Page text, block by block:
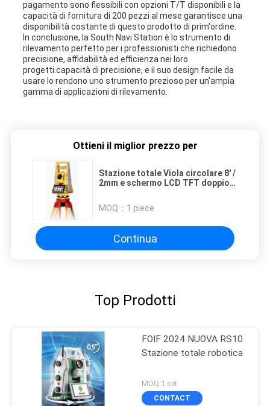
pagamento sono flessibili con opzioni T/T disponibili e la
capacità di fornitura di 200 pezzi al mese garantisce una
disponibilità costante di questo prodotto di prim'ordine.
In conclusione, la South Navi Station è lo strumento di
rilevamento perfetto per i professionisti che richiedono
precisione, affidabilità ed efficienza nei loro
progetti.capacità di precisione, e il suo design facile da
usare lo rendono uno strumento prezioso per un'ampia
gamma di applicazioni di rilevamento.
Ottieni il miglior prezzo per
Stazione totale Viola circolare 8' /
2mm e schermo LCD TFT doppio
vostro lavoro di indagine
MOQ： 1 piece
Continua
Top Prodotti
FOIF 2024 NUOVA RS10
Stazione totale robotica
MOQ:1 set
CONTACT